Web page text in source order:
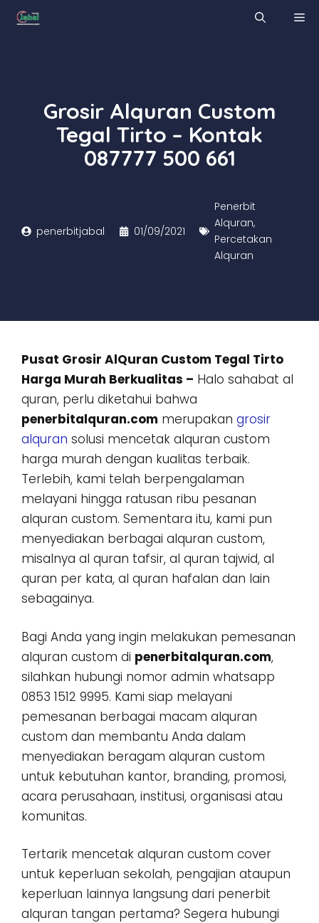
Skip
Grosir Alquran Custom
Tegal Tirto – Kontak
087777 500 661
penerbitjabal 01/09/2021
Penerbit
Alquran,
Percetakan
Alquran
Pusat Grosir AlQuran Custom Tegal Tirto
Harga Murah Berkualitas – Halo sahabat al
quran, perlu diketahui bahwa
penerbitalquran.com merupakan grosir
alquran solusi mencetak alquran custom
harga murah dengan kualitas terbaik.
Terlebih, kami telah berpengalaman
melayani hingga ratusan ribu pesanan
alquran custom. Sementara itu, kami pun
menyediakan berbagai alquran custom,
misalnya al quran tafsir, al quran tajwid, al
quran per kata, al quran hafalan dan lain
sebagainya.
Bagi Anda yang ingin melakukan pemesanan
alquran custom di penerbitalquran.com,
silahkan hubungi nomor admin whatsapp
0853 1512 9995. Kami siap melayani
pemesanan berbagai macam alquran
custom dan membantu Anda dalam
menyediakan beragam alquran custom
untuk kebutuhan kantor, branding, promosi,
acara perusahaan, institusi, organisasi atau
komunitas.
Tertarik mencetak alquran custom cover
untuk keperluan sekolah, pengajian ataupun
keperluan lainnya langsung dari penerbit
alquran tangan pertama? Segera hubungi